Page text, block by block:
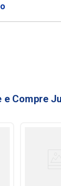
e Compre